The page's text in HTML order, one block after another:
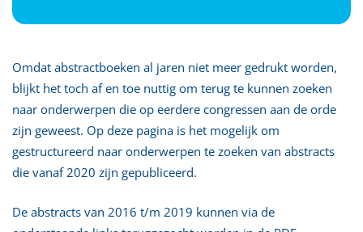
Omdat abstractboeken al jaren niet meer gedrukt worden,
blijkt het toch af en toe nuttig om terug te kunnen zoeken
naar onderwerpen die op eerdere congressen aan de orde
zijn geweest. Op deze pagina is het mogelijk om
gestructureerd naar onderwerpen te zoeken van abstracts
die vanaf 2020 zijn gepubliceerd.
De abstracts van 2016 t/m 2019 kunnen via de